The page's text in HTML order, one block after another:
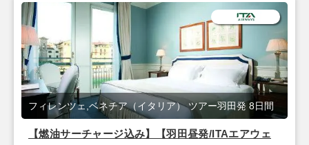
【燃油サーチャージ込み】【羽田昼発/ITAエアウェ
フィレンツェ,ベネチア（イタリア） ツアー羽田発 8日間